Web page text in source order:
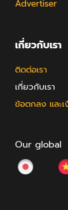
Advertiser
เกี่ยวกับเรา
ติดต่อเรา
เกี่ยวกับเรา
ข้อตกลง และเ
Our global